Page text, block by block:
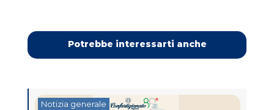
Potrebbe interessarti anche
Notizia generale